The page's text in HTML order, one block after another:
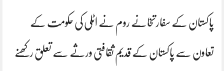
پاکستان کے سفارتخانے روم نے اٹلی کی حکومت کے
تعاون سے پاکستان کے قدیم ثقافتی ورثے سے تعلق رکھنے